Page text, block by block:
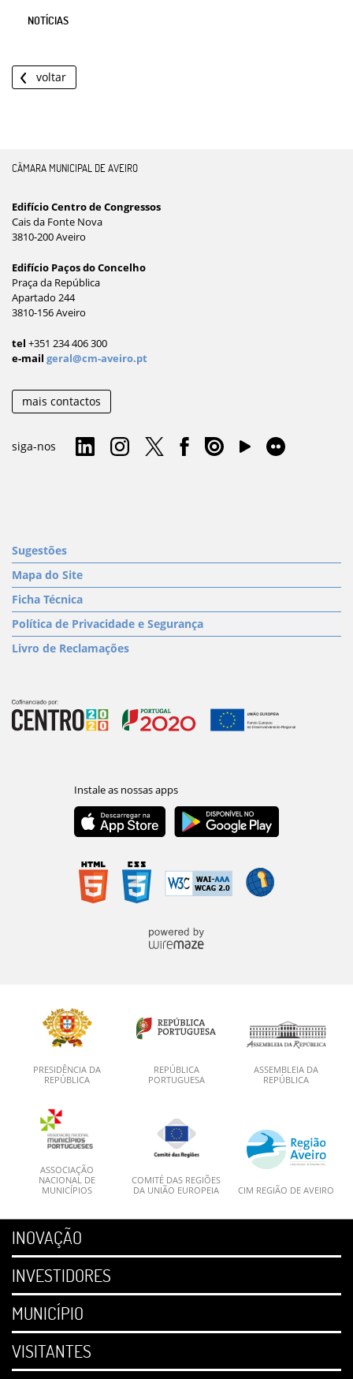
NOTÍCIAS
voltar
CÂMARA MUNICIPAL DE AVEIRO
Edifício Centro de Congressos
Cais da Fonte Nova
3810-200 Aveiro
Edifício Paços do Concelho
Praça da República
Apartado 244
3810-156 Aveiro
tel +351 234 406 300
e-mail geral@cm-aveiro.pt
mais contactos
siga-nos
Sugestões
Mapa do Site
Ficha Técnica
Política de Privacidade e Segurança
Livro de Reclamações
PRESIDÊNCIA DA
REPÚBLICA
REPÚBLICA
PORTUGUESA
ASSEMBLEIA DA
REPÚBLICA
ASSOCIAÇÃO
NACIONAL DE
MUNICÍPIOS
COMITÉ DAS REGIÕES
DA UNIÃO EUROPEIA
CIM REGIÃO DE AVEIRO
INOVAÇÃO
INVESTIDORES
MUNICÍPIO
VISITANTES